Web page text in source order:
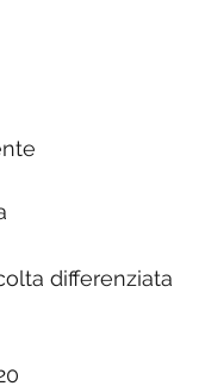
differenziata